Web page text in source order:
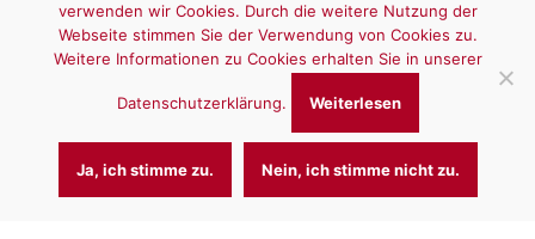
verwenden wir Cookies. Durch die weitere Nutzung der
Webseite stimmen Sie der Verwendung von Cookies zu.
Weitere Informationen zu Cookies erhalten Sie in unserer
Datenschutzerklärung. Weiterlesen
Ja, ich stimme zu. Nein, ich stimme nicht zu.